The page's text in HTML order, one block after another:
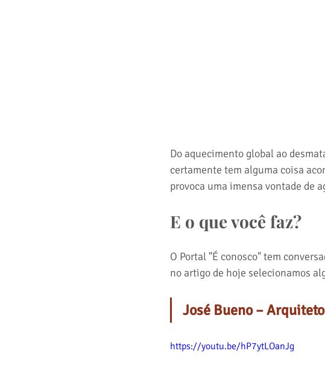
Do aquecimento global ao
certamente tem alguma coisa
provoca uma imensa vontade de
E o que você faz?
O Portal "É conosco" tem
no artigo de hoje selecionamos
José Bueno –
https://youtu.be/hP7ytLOanJg